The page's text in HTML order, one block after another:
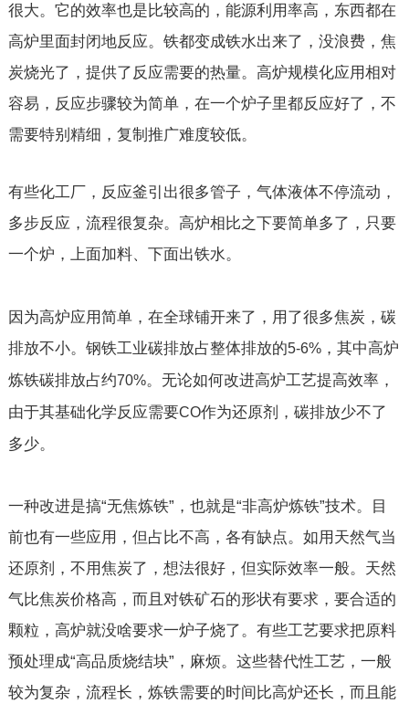
很大。它的效率也是比较高的，能源利用率高，东西都在
高炉里面封闭地反应。铁都变成铁水出来了，没浪费，焦
炭烧光了，提供了反应需要的热量。高炉规模化应用相对
容易，反应步骤较为简单，在一个炉子里都反应好了，不
需要特别精细，复制推广难度较低。
有些化工厂，反应釜引出很多管子，气体液体不停流动，
多步反应，流程很复杂。高炉相比之下要简单多了，只要
一个炉，上面加料、下面出铁水。
因为高炉应用简单，在全球铺开来了，用了很多焦炭，碳
排放不小。钢铁工业碳排放占整体排放的5-6% ，其中高炉
炼铁碳排放占约70%。无论如何改进高炉工艺提高效率，
由于其基础化学反应需要CO作为还原剂，碳排放少不了
多少。
一种改进是搞“无焦炼铁”，也就是“非高炉炼铁”技术。目
前也有一些应用，但占比不高，各有缺点。如用天然气当
还原剂，不用焦炭了，想法很好，但实际效率一般。天然
气比焦炭价格高，而且对铁矿石的形状有要求，要合适的
颗粒，高炉就没啥要求一炉子烧了。有些工艺要求把原料
预处理成“高品质烧结块”，麻烦。这些替代性工艺，一般
较为复杂，流程长，炼铁需要的时间比高炉还长，而且能